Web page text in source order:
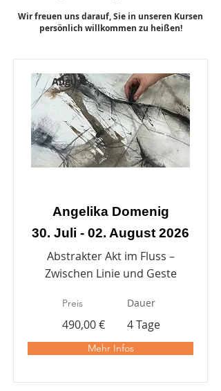
Wir freuen uns darauf, Sie in unseren Kursen
persönlich willkommen zu heißen!
August
Angelika Domenig
30. Juli - 02. August 2026
Abstrakter Akt im Fluss –
Zwischen Linie und Geste
Preis Dauer
490,00 € 4 Tage
Mehr Infos